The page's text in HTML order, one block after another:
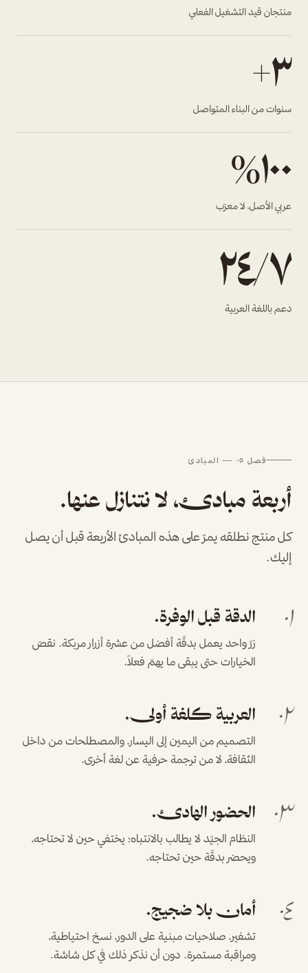
منتجان قيد التشغيل الفعلي
٣+
سنوات من البناء المتواصل
١٠٠٪
عربي الأصل، لا معرّب
٢٤/٧
دعم باللغة العربية
فصل ٠٥ — المبادئ
أربعة مبادئ، لا نتنازل عنها.
كل منتج نطلقه يمرّ على هذه المبادئ الأربعة قبل أن يصل
إليك.
٠١ الدقة قبل الوفرة.
زرّ واحد يعمل بدقّة أفضل من عشرة أزرار مربكة. نقصّ
الخيارات حتى يبقى ما يهمّ فعلاً.
٠٢ العربية كلغة أولى.
التصميم من اليمين إلى اليسار، والمصطلحات من داخل
الثقافة، لا من ترجمة حرفية عن لغة أخرى.
٠٣ الحضور الهادئ.
النظام الجيّد لا يطالب بالانتباه؛ يختفي حين لا تحتاجه،
ويحضر بدقّة حين تحتاجه.
٠٤ أمان بلا ضجيج.
تشفير، صلاحيات مبنية على الدور، نسخ احتياطية،
ومراقبة مستمرة. دون أن نذكر ذلك في كل شاشة.